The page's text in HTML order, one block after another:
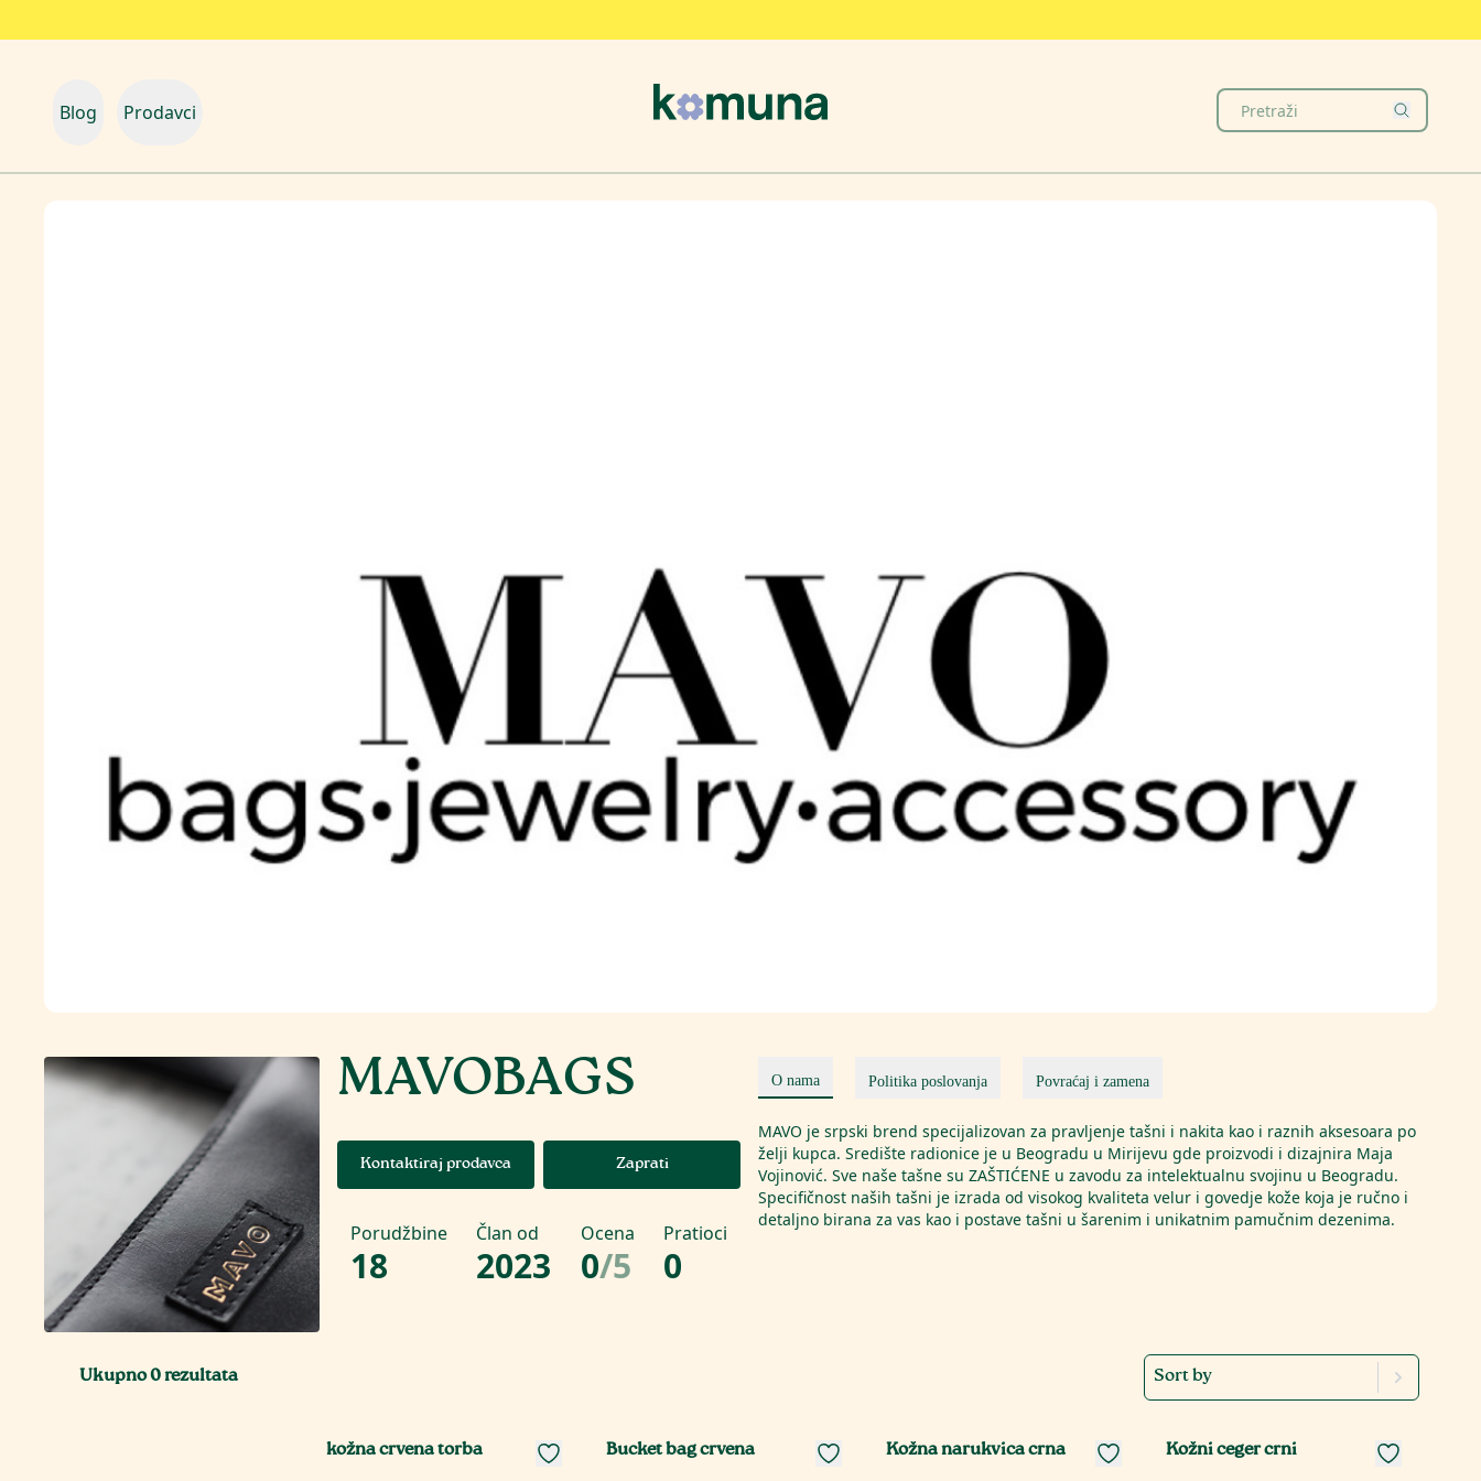
Blog Prodavci
MAVOBAGS
Kontaktiraj prodavca Zaprati
Porudžbine
18
Član od
2023
Ocena
0/5
Pratioci
0
O nama Politika poslovanja Povraćaj i zamena
MAVO je srpski brend specijalizovan za pravljenje tašni i nakita kao i raznih aksesoara po
želji kupca. Središte radionice je u Beogradu u Mirijevu gde proizvodi i dizajnira Maja
Vojinović. Sve naše tašne su ZAŠTIĆENE u zavodu za intelektualnu svojinu u Beogradu.
Specifičnost naših tašni je izrada od visokog kvaliteta velur i govedje kože koja je ručno i
detaljno birana za vas kao i postave tašni u šarenim i unikatnim pamučnim dezenima.
Ukupno0rezultata Sort by
kožna crvena torba Bucket bag crvena Kožna narukvica crna Kožni ceger crni